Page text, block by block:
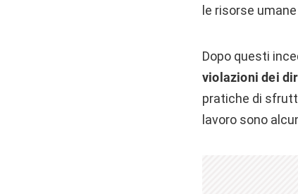
le risorse
Dopo questi
violazioni dei
pratiche di
lavoro sono